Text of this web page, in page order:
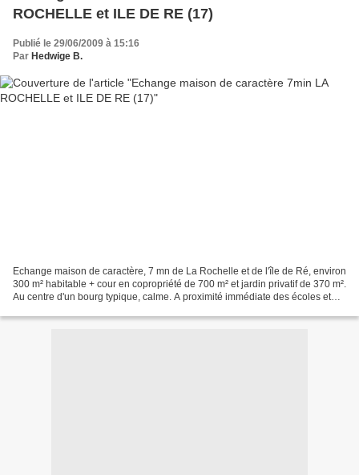
ROCHELLE et ILE DE RE (17)
Publié le 29/06/2009 à 15:16
Par Hedwige B.
Echange maison de caractère, 7 mn de La Rochelle et de l'île de Ré, environ
300 m² habitable + cour en copropriété de 700 m² et jardin privatif de 370 m².
Au centre d'un bourg typique, calme. A proximité immédiate des écoles et